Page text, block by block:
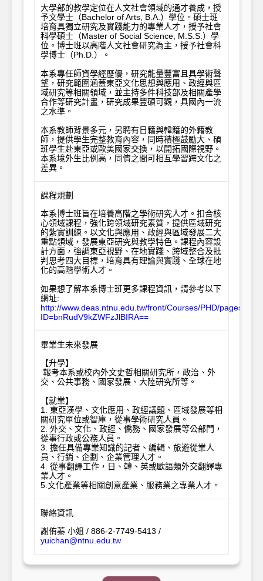
大學部的教學定位在人文社會領域的通才養成，授
予文學士（Bachelor of Arts, B.A.）學位。碩士班
培育具獨立研究及實踐能力的專業人才，授予社會
科學碩士（Master of Social Science, M.S.S.）學
位。博士班以高階人文社會研究為主，授予社會科
學博士（Ph.D.）。
本系專任師資學經歷優，研究能量豐富且具學術聲
望，研究範圍涵蓋東亞文化思想與應用、政經與區
域研究等相關領域，並主持多件科技部及相關產學
合作等研究計畫，研究成果豐碩可觀，具國內一流
之水準。
本系教師背景多元，另聘有日籍與韓籍的外籍教
師，提供學生完整教育內容，同時積極鼓勵大、碩
班學生赴東亞或歐美國家交換，以開拓國際視野。
本系境外生比例高，同儕之間可相互學習跨文化之
差異。
課程規劃
本系博士班旨在培養高階之學術研究人才。扣合核
心領域課程，強化跨領域研究素質，提供區域研究
的紮實訓練。以文化與應用、政經與區域發展二大
重點領域，發展東亞研究與教學特色。課程內容設
計方面，強調東亞視野、在地實踐、跨域整合及批
判思考四大目標，培育具有理論與實踐、全球在地
化的高階學術人才。
如果想了解本系博士班更多課程資訊，請參考以下
http://www.deas.ntnu.edu.tw/front/Courses/PHD/pages.php?
ID=bnRudV9kZWFzJlBIRA==
畢業生未來發展
【升學】
交、公共事務、國家發展、大陸研究所等。
【就業】
1. 東亞漢學、文化應用、政經議題、區域發展等相
關研究單位或智庫，從事學術研究人員。
2. 外交、文化、政經、僑務、國家發展等公部門，
從事行政或公務人員。
3. 擔任具備專業知識的記者、編輯、旅遊從業人
員、行銷、企劃、企業管理人才。
4. 從事翻譯工作，日、韓、英或歐語類外交翻譯專
業人才。
5.文化產業等相關創意產業、服務業之專業人才。
聯絡資訊
謝侑蓁 小姐 / 886-2-7749-5413 /
yuichan@ntnu.edu.tw